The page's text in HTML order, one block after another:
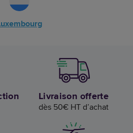
Livraison offerte
dès 50€ HT d’achat